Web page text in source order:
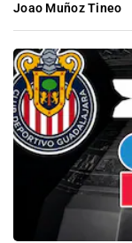
Joao Muñoz Tineo